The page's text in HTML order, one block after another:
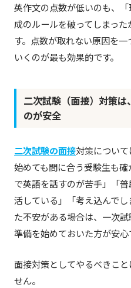
英作文の点数が低いのも、
成のルールを破ってしまっ
す。点数が取れない原因を
いくのが最も効果的です。
二次試験（面接）対策
のが安全
二次試験の面接対策につい
始めても間に合う受験生も
で英語を話すのが苦手」「
活している」「考え込んで
た不安がある場合は、一次
準備を始めておいた方が安心
面接対策としてやるべきこ
せん。